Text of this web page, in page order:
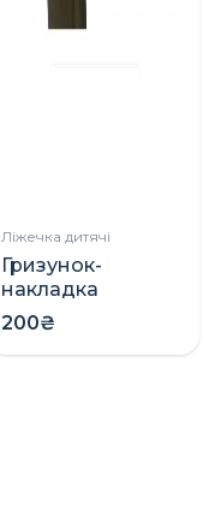
Ліжечка дитячі
Гризунок-
накладка
захисний на
ліжко
200₴